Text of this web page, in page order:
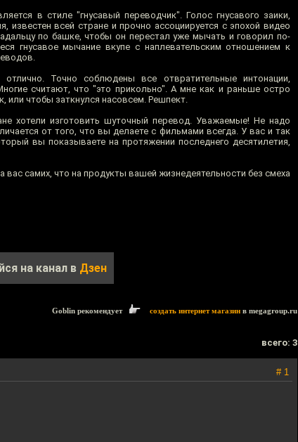
в стиле "гнусавый переводчик". Голос гнусавого заики,
всей стране и прочно ассоциируется с эпохой видео
по башке, чтобы он перестал уже мычать и говорил по-
гнусавое мычание вкупе с наплевательским отношением к
Точно соблюдены все отвратительные интонации,
считают, что "это прикольно". А мне как и раньше остро
или чтобы заткнулся насовсем. Решпект.
хотели изготовить шуточный перевод. Уважаемые! Не надо
от того, что вы делаете с фильмами всегда. У вас и так
вы показываете на протяжении последнего десятилетия,
самих, что на продукты вашей жизнедеятельности без смеха
на канал в Дзен
Goblin рекомендует создать интернет магазин в megagroup.ru
всего: 3
# 1